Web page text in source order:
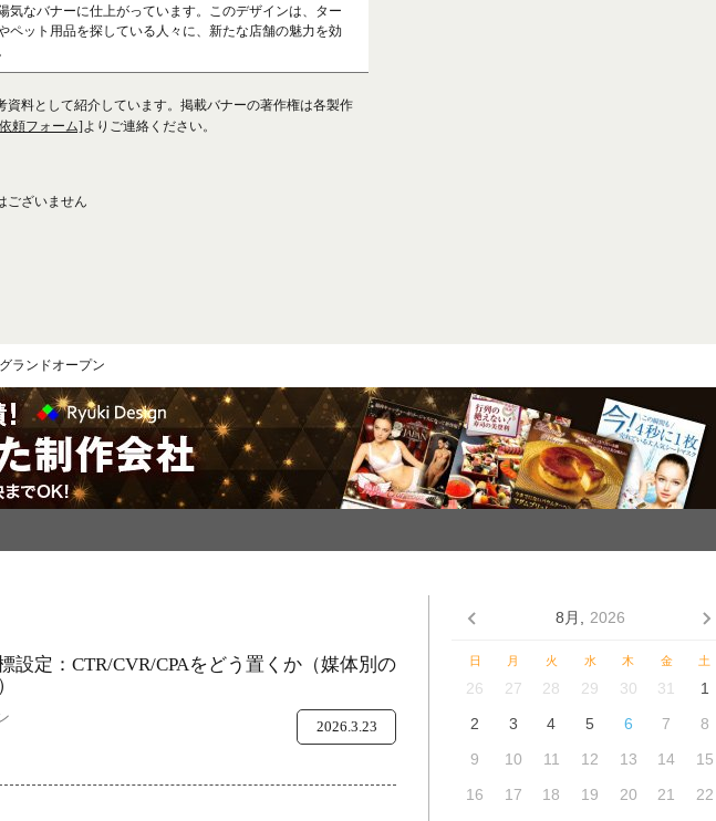
気なバナーに仕上がっています。このデザインは、ター
ペット用品を探している人々に、新たな店舗の魅力を効
料として紹介しています。掲載バナーの著作権は各製作
頼フォーム]よりご連絡ください。
ございません
ランドオープン
設定：CTR/CVR/CPAをどう置くか（媒体別の
2026.3.23
8月, 2026
日 月 火 水 木 金 土
26 27 28 29 30 31
1
2
3 4 5 6 7
8
9
10 11 12 13 14
15
16
17 18 19 20 21
22